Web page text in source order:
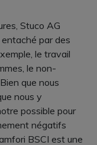
Stuco AG
par des
le travail
le non-
que nous
nous y
possible pour
négatifs
BSCI est une